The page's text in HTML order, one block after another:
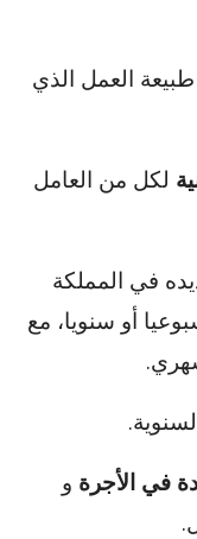
العمل الذي
لكل من العامل
في المملكة
أو سنويا، مع
في الأجرة و